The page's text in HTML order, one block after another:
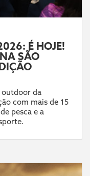
É HOJE!
SÃO
outdoor da
com mais de 15
pesca e a